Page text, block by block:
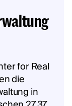
for Real
die
in